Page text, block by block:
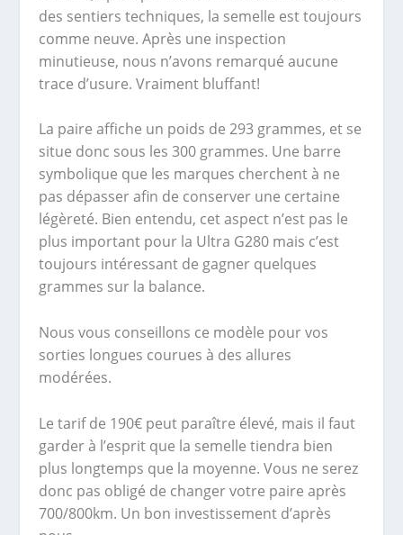
des sentiers techniques, la semelle est toujours
comme neuve. Après une inspection
minutieuse, nous n’avons remarqué aucune
trace d’usure. Vraiment bluffant!
La paire affiche un poids de 293 grammes, et se
situe donc sous les 300 grammes. Une barre
symbolique que les marques cherchent à ne
pas dépasser afin de conserver une certaine
légèreté. Bien entendu, cet aspect n’est pas le
plus important pour la Ultra G280 mais c’est
toujours intéressant de gagner quelques
grammes sur la balance.
Nous vous conseillons ce modèle pour vos
sorties longues courues à des allures
modérées.
Le tarif de 190€ peut paraître élevé, mais il faut
garder à l’esprit que la semelle tiendra bien
plus longtemps que la moyenne. Vous ne serez
donc pas obligé de changer votre paire après
700/800km. Un bon investissement d’après